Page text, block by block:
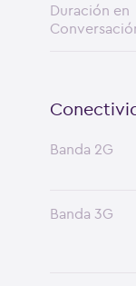
Duración en
Banda 2G
Banda 3G